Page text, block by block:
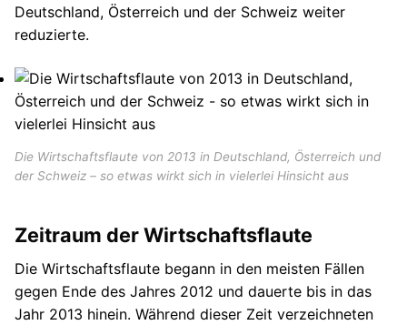
Deutschland, Österreich und der Schweiz weiter
reduzierte.
Die Wirtschaftsflaute von 2013 in Deutschland, Österreich und
der Schweiz – so etwas wirkt sich in vielerlei Hinsicht aus
Zeitraum der Wirtschaftsflaute
Die Wirtschaftsflaute begann in den meisten Fällen
gegen Ende des Jahres 2012 und dauerte bis in das
Jahr 2013 hinein. Während dieser Zeit verzeichneten